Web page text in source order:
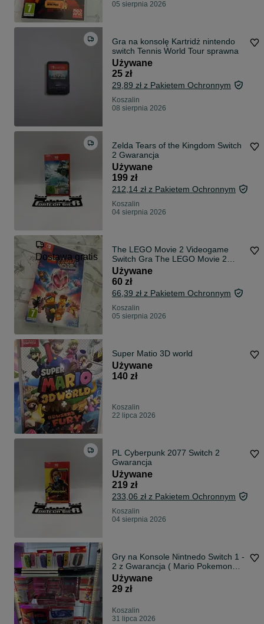
05 sierpnia 2026
Gra na konsolę Kartridż nintendo
switch Tennis World Tour sprawna
Używane
25 zł
29,89 zł z Pakietem Ochronnym
Koszalin
08 sierpnia 2026
Zelda Tears of the Kingdom Switch
2 Gwarancja
Używane
199 zł
212,14 zł z Pakietem Ochronnym
Koszalin
04 sierpnia 2026
Dostawa gratis
The LEGO Movie 2 Videogame
Switch Gra The LEGO Movie 2
Videogame na Nintendo Switch.
Używane
60 zł
66,39 zł z Pakietem Ochronnym
Koszalin
05 sierpnia 2026
Super Matio 3D world
Używane
140 zł
Koszalin
22 lipca 2026
PL Cyberpunk 2077 Switch 2
Gwarancja
Używane
219 zł
233,06 zł z Pakietem Ochronnym
Koszalin
04 sierpnia 2026
Gry na Konsole Nintnedo Switch 1 -
2 z Gwarancja ( Mario Pokemon
Gta)
Używane
29 zł
Koszalin
31 lipca 2026